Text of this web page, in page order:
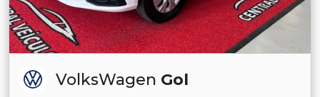
VolksWagen Gol